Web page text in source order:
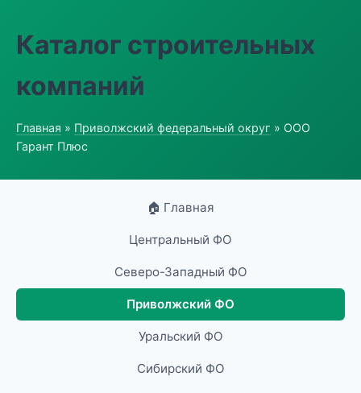
Каталог строительных
компаний
Главная » Приволжский федеральный округ » ООО
Гарант Плюс
🏠 Главная
Центральный ФО
Северо-Западный ФО
Приволжский ФО
Уральский ФО
Сибирский ФО